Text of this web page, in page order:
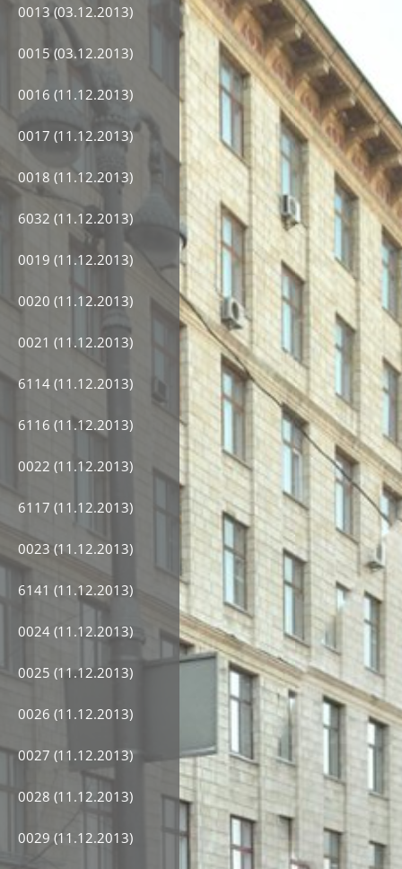
0013 (03.12.2013)
0015 (03.12.2013)
0016 (11.12.2013)
0017 (11.12.2013)
0018 (11.12.2013)
6032 (11.12.2013)
0019 (11.12.2013)
0020 (11.12.2013)
0021 (11.12.2013)
6114 (11.12.2013)
6116 (11.12.2013)
0022 (11.12.2013)
6117 (11.12.2013)
0023 (11.12.2013)
6141 (11.12.2013)
0024 (11.12.2013)
0025 (11.12.2013)
0026 (11.12.2013)
0027 (11.12.2013)
0028 (11.12.2013)
0029 (11.12.2013)